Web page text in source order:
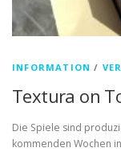
INFORMATION /
Textura on
Die Spiele sind
kommenden Wochen